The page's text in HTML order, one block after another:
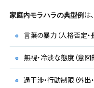
家庭内モラハラの典型例 は
言葉の暴力（人格否定・
無視・冷淡な態度（意図
過干渉・行動制限（外出